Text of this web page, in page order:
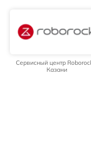
Сервисный центр
Казани